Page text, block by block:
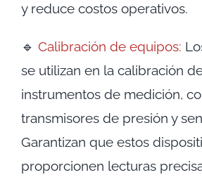
y reduce costos operativos.
🔹 Calibración de equipos:
se utilizan en la calibración
instrumentos de medición,
transmisores de presión y
Garantizan que estos
proporcionen lecturas